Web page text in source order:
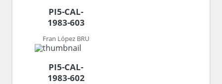
PI5-CAL-
1983-603
Fran López BRU
PI5-CAL-
1983-602